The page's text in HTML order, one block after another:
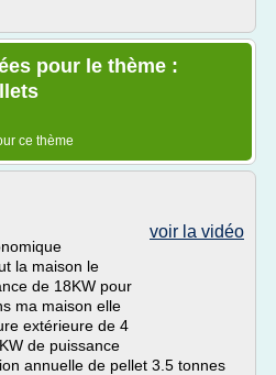
pour le thème :
ce thème
voir la vidéo
la maison le
de 18KW pour
ma maison elle
extérieure de 4
de puissance
annuelle de pellet 3.5 tonnes